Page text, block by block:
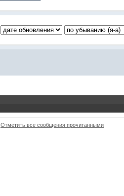
Отметить все сообщения прочитанными